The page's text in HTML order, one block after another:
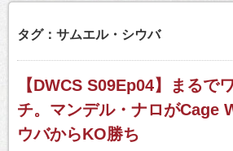
タグ：サムエル・シウバ
【DWCS S09Ep04】まるで
チ。マンデル・ナロがCage
ウバからKO勝ち